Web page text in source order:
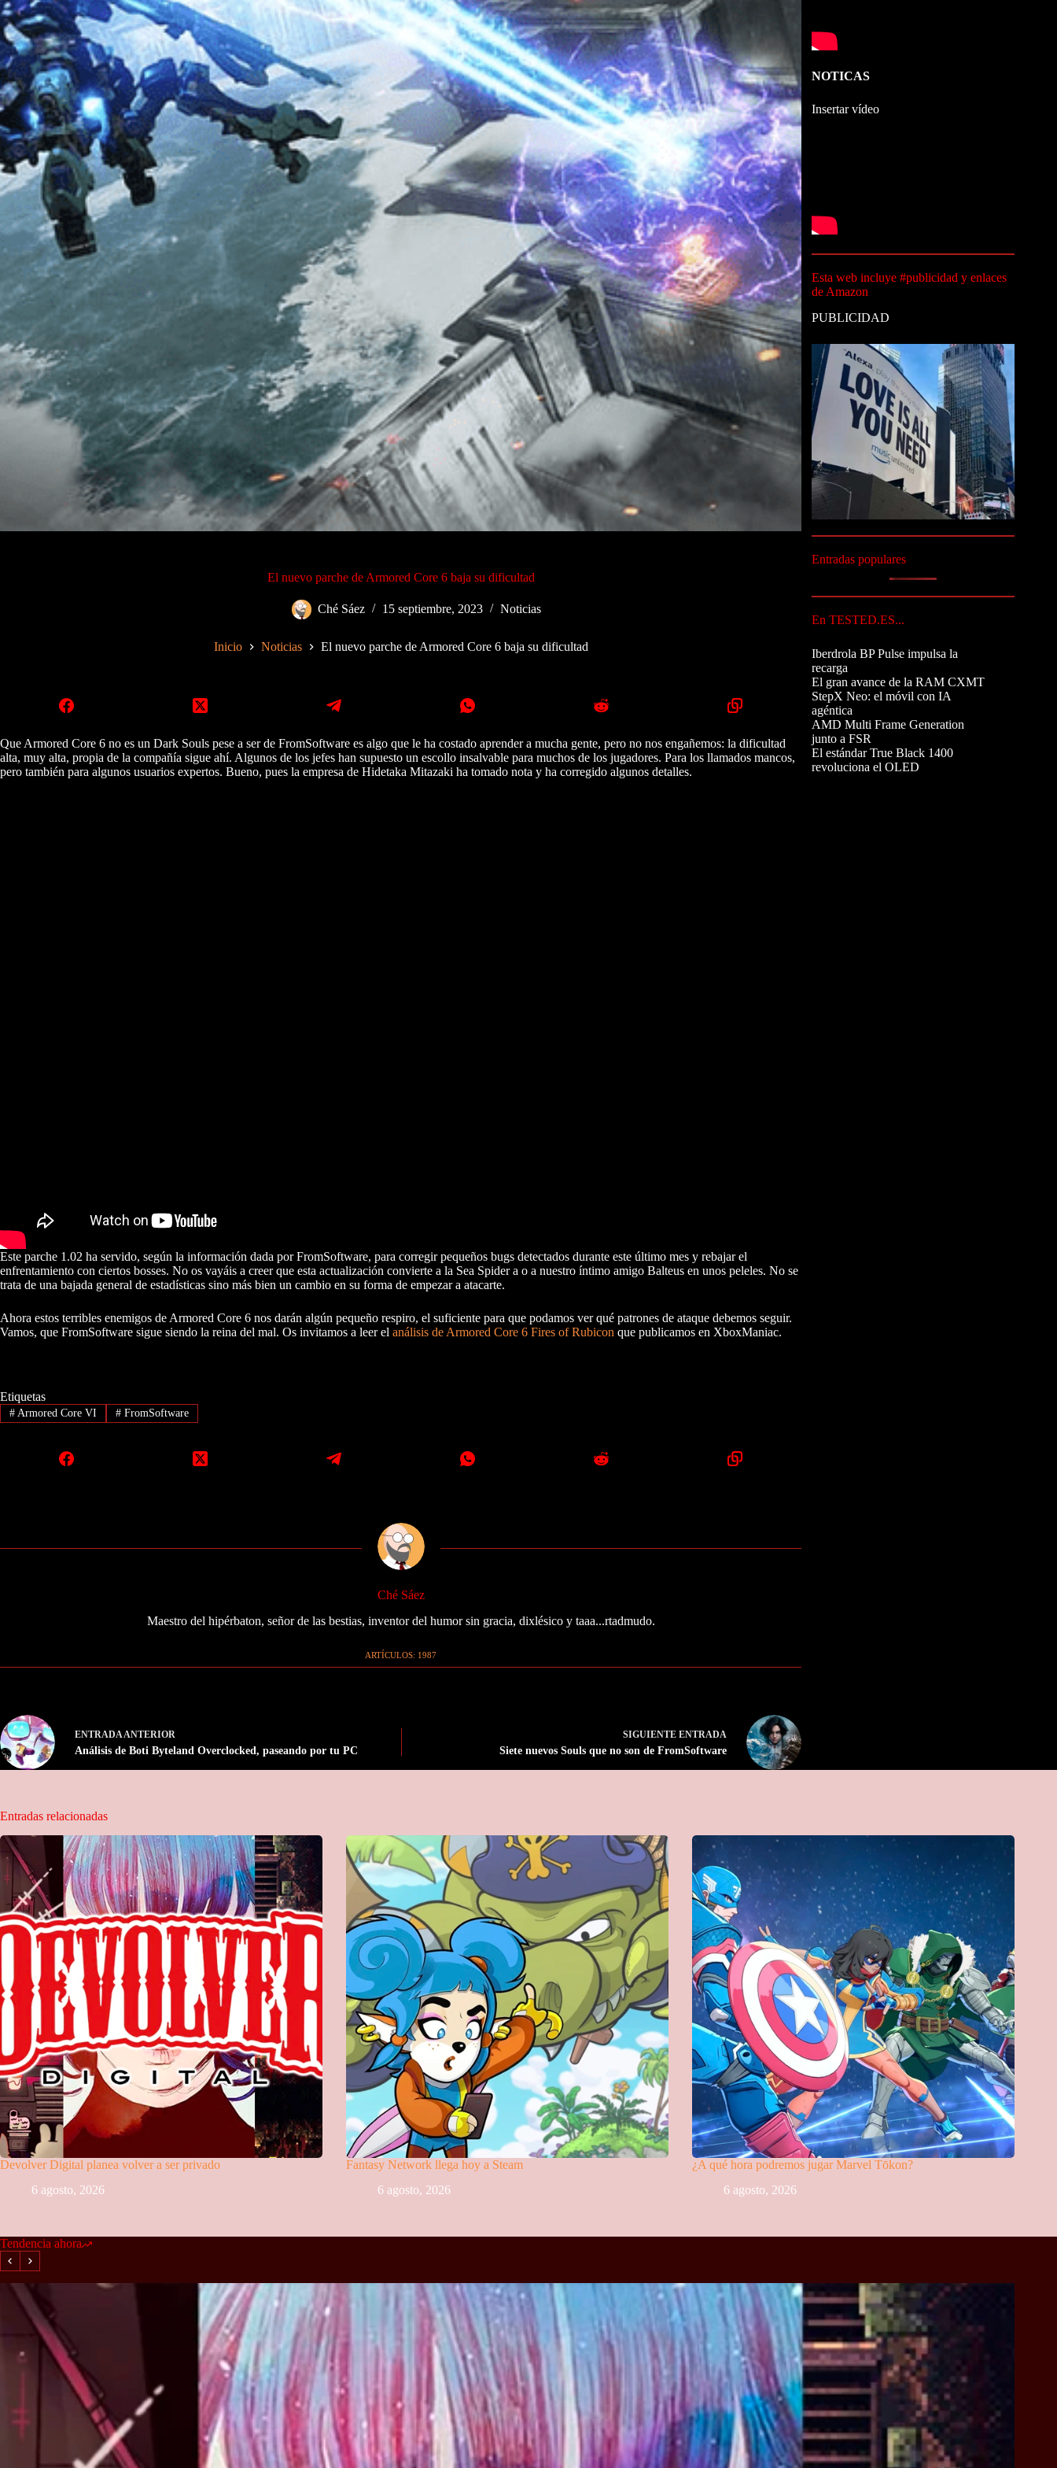
El nuevo parche de Armored Core 6 baja su dificultad
Ché Sáez 15 septiembre, 2023 Noticias
Inicio Noticias El nuevo parche de Armored Core 6 baja su dificultad
Que Armored Core 6 no es un Dark Souls pese a ser de FromSoftware es algo que le ha costado aprender a mucha gente, pero no nos engañemos: la dificultad
alta, muy alta, propia de la compañía sigue ahí. Algunos de los jefes han supuesto un escollo insalvable para muchos de los jugadores. Para los llamados mancos,
pero también para algunos usuarios expertos. Bueno, pues la empresa de Hidetaka Mitazaki ha tomado nota y ha corregido algunos detalles.
Este parche 1.02 ha servido, según la información dada por FromSoftware, para corregir pequeños bugs detectados durante este último mes y rebajar el
enfrentamiento con ciertos bosses. No os vayáis a creer que esta actualización convierte a la Sea Spider a o a nuestro íntimo amigo Balteus en unos peleles. No se
trata de una bajada general de estadísticas sino más bien un cambio en su forma de empezar a atacarte.
Ahora estos terribles enemigos de Armored Core 6 nos darán algún pequeño respiro, el suficiente para que podamos ver qué patrones de ataque debemos seguir.
Vamos, que FromSoftware sigue siendo la reina del mal. Os invitamos a leer el análisis de Armored Core 6 Fires of Rubicon que publicamos en XboxManiac.
Etiquetas
#Armored Core VI #FromSoftware
Ché Sáez
Maestro del hipérbaton, señor de las bestias, inventor del humor sin gracia, dixlésico y taaa...rtadmudo.
ARTÍCULOS: 1987
ENTRADAANTERIOR
Análisis de Boti Byteland Overclocked, paseando por tu PC
SIGUIENTEENTRADA
Siete nuevos Souls que no son de FromSoftware
NOTICAS
Insertar vídeo
Esta web incluye #publicidad y enlaces
de Amazon
PUBLICIDAD
Entradas populares
En TESTED.ES...
Iberdrola BP Pulse impulsa la
recarga
El gran avance de la RAM CXMT
StepX Neo: el móvil con IA
agéntica
AMD Multi Frame Generation
junto a FSR
El estándar True Black 1400
revoluciona el OLED
Entradas relacionadas
Devolver Digital planea volver a ser privado
6 agosto, 2026
Fantasy Network llega hoy a Steam
6 agosto, 2026
¿A qué hora podremos jugar Marvel Tōkon?
6 agosto, 2026
Tendencia ahora